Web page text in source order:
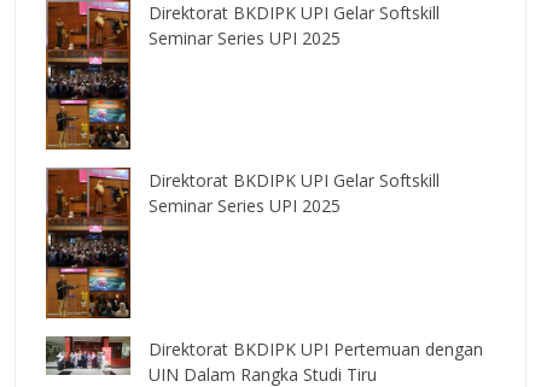
Direktorat BKDIPK UPI Gelar Softskill
Seminar Series UPI 2025
Direktorat BKDIPK UPI Gelar Softskill
Seminar Series UPI 2025
Direktorat BKDIPK UPI Pertemuan dengan
UIN Dalam Rangka Studi Tiru